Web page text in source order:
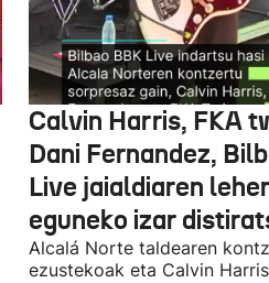
Calvin Harris, FKA
Dani Fernandez,
Live jaialdiaren
eguneko izar
Alcalá Norte taldearen
ezustekoak eta Calvin